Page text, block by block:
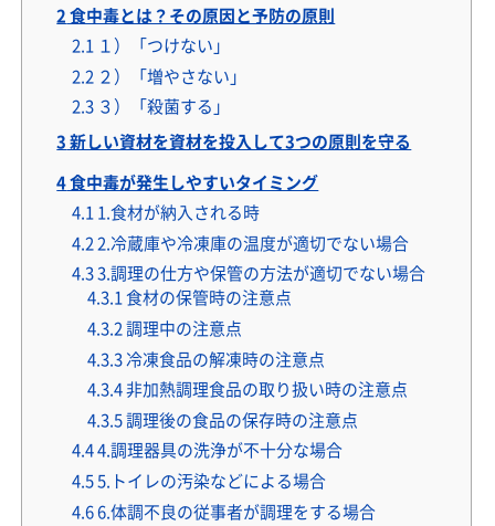
2食中毒とは？その原因と予防の原則
2.1 １）「つけない」
2.2 ２）「増やさない」
2.3 ３）「殺菌する」
3新しい資材を資材を投入して3つの原則を守る
4食中毒が発生しやすいタイミング
4.1 1.食材が納入される時
4.22.冷蔵庫や冷凍庫の温度が適切でない場合
4.33.調理の仕方や保管の方法が適切でない場合
4.3.1食材の保管時の注意点
4.3.2調理中の注意点
4.3.3冷凍食品の解凍時の注意点
4.3.4非加熱調理食品の取り扱い時の注意点
4.3.5調理後の食品の保存時の注意点
4.44.調理器具の洗浄が不十分な場合
4.55.トイレの汚染などによる場合
4.66.体調不良の従事者が調理をする場合